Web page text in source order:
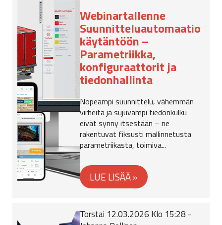
Webinartallenne
Suunnitteluautomaatio
käytäntöön –
Parametriikka,
konfiguraattorit ja
tiedonhallinta
Nopeampi suunnittelu, vähemmän
virheitä ja sujuvampi tiedonkulku
eivät synny itsestään – ne
rakentuvat fiksusti mallinnetusta
parametriikasta, toimiva...
Torstai 12.03.2026 Klo 15:28 -